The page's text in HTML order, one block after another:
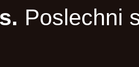
Poslechni